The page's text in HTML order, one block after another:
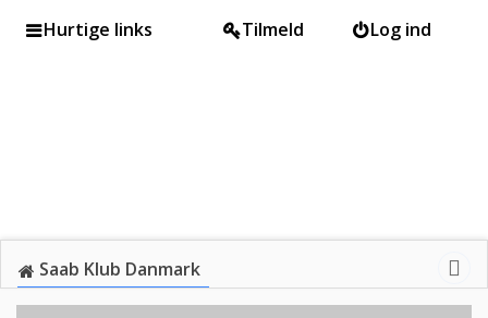
Hurtige links Log ind
Tilmeld
Saab Klub Danmark